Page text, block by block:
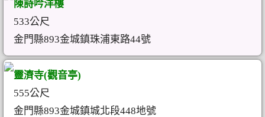
陳詩吟洋樓
533公尺
金門縣893金城鎮珠浦東路44號
靈濟寺(觀音亭)
555公尺
金門縣893金城鎮城北段448地號